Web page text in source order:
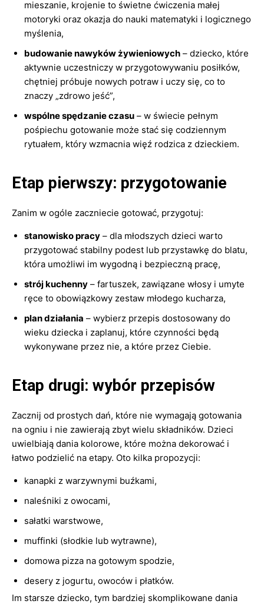
mieszanie, krojenie to świetne ćwiczenia małej
motoryki oraz okazja do nauki matematyki i logicznego
myślenia,
budowanie nawyków żywieniowych – dziecko, które
aktywnie uczestniczy w przygotowywaniu posiłków,
chętniej próbuje nowych potraw i uczy się, co to
znaczy „zdrowo jeść”,
wspólne spędzanie czasu – w świecie pełnym
pośpiechu gotowanie może stać się codziennym
rytuałem, który wzmacnia więź rodzica z dzieckiem.
Etap pierwszy: przygotowanie
Zanim w ogóle zaczniecie gotować, przygotuj:
stanowisko pracy – dla młodszych dzieci warto
przygotować stabilny podest lub przystawkę do blatu,
która umożliwi im wygodną i bezpieczną pracę,
strój kuchenny – fartuszek, zawiązane włosy i umyte
ręce to obowiązkowy zestaw młodego kucharza,
plan działania – wybierz przepis dostosowany do
wieku dziecka i zaplanuj, które czynności będą
wykonywane przez nie, a które przez Ciebie.
Etap drugi: wybór przepisów
Zacznij od prostych dań, które nie wymagają gotowania
na ogniu i nie zawierają zbyt wielu składników. Dzieci
uwielbiają dania kolorowe, które można dekorować i
łatwo podzielić na etapy. Oto kilka propozycji:
kanapki z warzywnymi buźkami,
naleśniki z owocami,
sałatki warstwowe,
muffinki (słodkie lub wytrawne),
domowa pizza na gotowym spodzie,
desery z jogurtu, owoców i płatków.
Im starsze dziecko, tym bardziej skomplikowane dania